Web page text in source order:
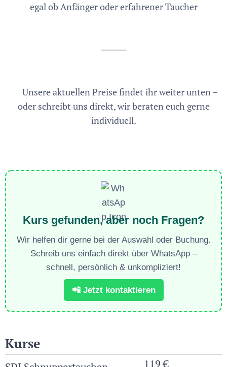
egal ob Anfänger oder erfahrener Taucher
⸻
➡️ Unsere aktuellen Preise findet ihr weiter unten –
oder schreibt uns direkt, wir beraten euch gerne
individuell.
Kurs gefunden, aber noch Fragen?
Wir helfen dir gerne bei der Auswahl oder Buchung.
Schreib uns einfach direkt über WhatsApp –
schnell, persönlich & unkompliziert!
📲 Jetzt kontaktieren
Kurse
119 €